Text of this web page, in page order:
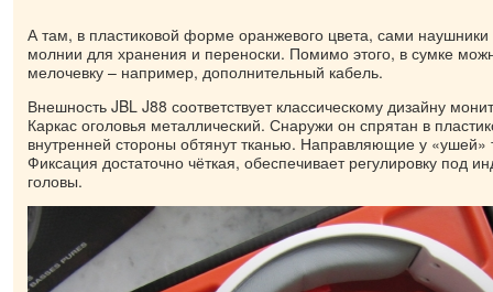
А там, в пластиковой форме оранжевого цвета, сами
молнии для хранения и переноски. Помимо этого, в сумке
мелочевку – например, дополнительный кабель.
Внешность JBL J88 соответствует классическому дизайну
Каркас оголовья металлический. Снаружи он спрятан в
внутренней стороны обтянут тканью. Направляющие у «ушей»
Фиксация достаточно чёткая, обеспечивает регулировку под
головы.